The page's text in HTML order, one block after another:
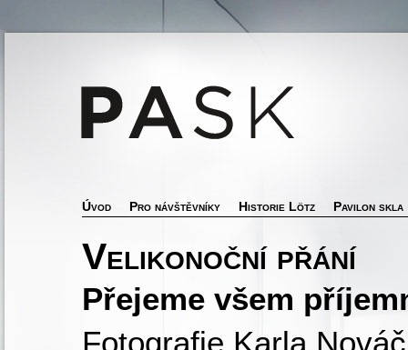
Úvod Pro návštěvníky Historie Lötz Pavilon skla
Velikonoční přání
Přejeme všem
Fotografie Karla